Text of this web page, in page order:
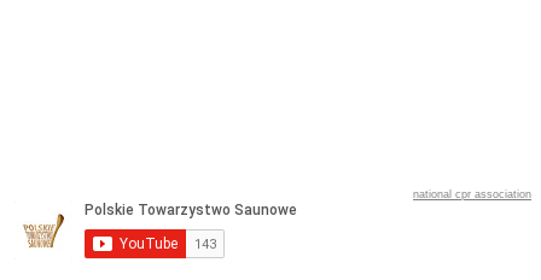
national cpr association